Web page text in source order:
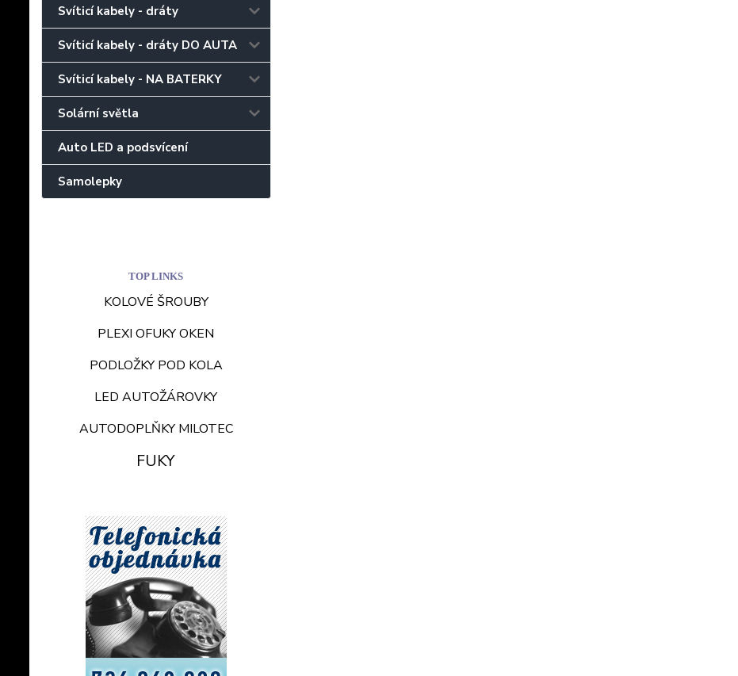
Svíticí kabely - dráty
Svíticí kabely - dráty DO AUTA
Svíticí kabely - NA BATERKY
Solární světla
Auto LED a podsvícení
Samolepky
TOP LINKS
KOLOVÉ ŠROUBY
PLEXI OFUKY OKEN
PODLOŽKY POD KOLA
LED AUTOŽÁROVKY
AUTODOPLŇKY MILOTEC
FUKY